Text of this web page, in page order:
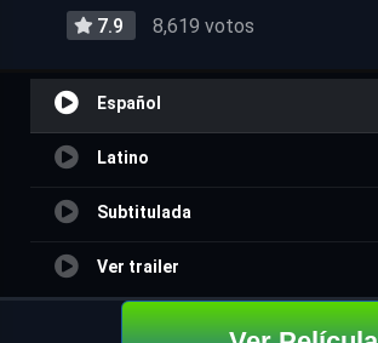
7.9 8,619 votos
Español
Latino
Subtitulada
Ver trailer